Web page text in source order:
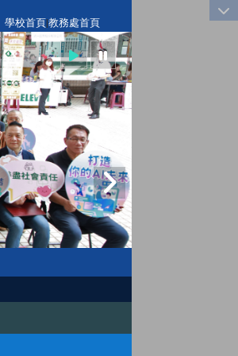
學校首頁|教務處首頁